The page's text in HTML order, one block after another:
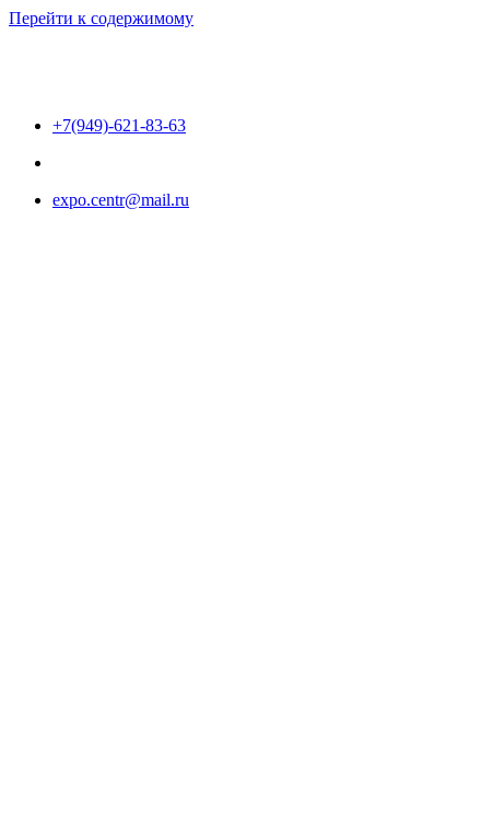
Перейти к содержимому
+7(949)-621-83-63
expo.centr@mail.ru